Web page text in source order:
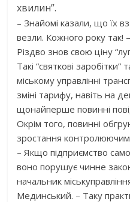
хвилин”.
– Знайомі казали, що їх
везли. Кожного року так!
Різдво знов свою ціну
Такі “святкові
міському управлінні
зміні тарифу, навіть на
щонайперше повинні
Окрім того, повинні
зростання контролюючим
– Якщо підприємство
воно порушує чинне
начальник
Мединський. – Таку